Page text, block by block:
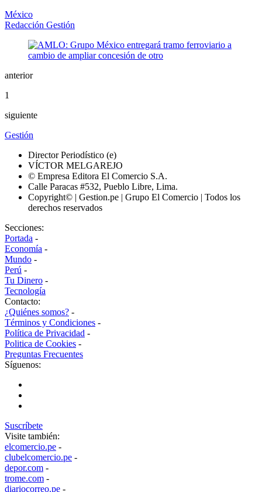
México
Redacción Gestión
anterior
1
siguiente
Gestión
Director Periodístico (e)
VÍCTOR MELGAREJO
© Empresa Editora El Comercio S.A.
Calle Paracas #532, Pueblo Libre, Lima.
Copyright© | Gestion.pe | Grupo El Comercio | Todos los
derechos reservados
Secciones:
Portada -
Economía -
Mundo -
Perú -
Tu Dinero -
Tecnología
Contacto:
¿Quiénes somos? -
Términos y Condiciones -
Política de Privacidad -
Politica de Cookies -
Preguntas Frecuentes
Síguenos:
Suscríbete
Visite también:
elcomercio.pe -
clubelcomercio.pe -
depor.com -
trome.com -
diariocorreo.pe -